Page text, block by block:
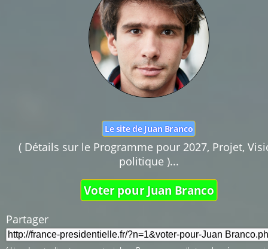
Le site de Juan Branco
( Détails sur le Programme pour 2027, Projet,
politique )...
Voter pour Juan Branco
Partager